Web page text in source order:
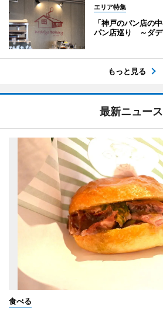
エリア特集
「神戸のパン店の
パン店巡り ～ダデ
もっと見る
最新ニュース
食べる